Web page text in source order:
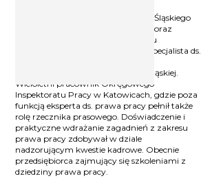
Prawnik, Absolwent Uniwersytetu Śląskiego
na Wydziale Prawa i Administracji oraz
studiów podyplomowych z zakresu
zarządzania zasobami ludzkimi. Specjalista ds.
podyplomowych na Politechnice Śląskiej.
Wieloletni pracownik Okręgowego
Inspektoratu Pracy w Katowicach, gdzie poza
funkcją eksperta ds. prawa pracy pełnił także
rolę rzecznika prasowego. Doświadczenie i
praktyczne wdrażanie zagadnień z zakresu
prawa pracy zdobywał w dziale
nadzorującym kwestie kadrowe. Obecnie
przedsiębiorca zajmujący się szkoleniami z
dziedziny prawa pracy.